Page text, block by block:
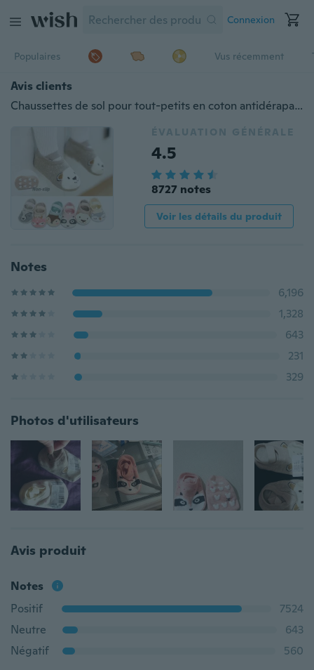
Connexion
Populaires Vus récemment
Avis clients
Chaussettes de sol pour tout-petits en coton antidérapant, douces et confortables pour tout-petits
ÉVALUATION GÉNÉRALE
4.5
8727 notes
Voir les détails du produit
Notes
6,196
1,328
643
231
329
Photos d'utilisateurs
Avis produit
Notes
Positif
7524
Neutre
643
Négatif
560